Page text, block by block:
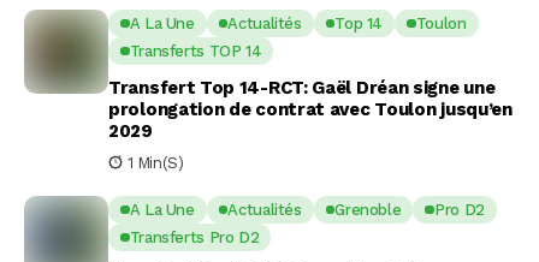
A La Une Actualités Top 14
Toulon
Transferts TOP 14
Transfert Top 14-RCT: Gaël Dréan signe une
prolongation de contrat avec Toulon jusqu’en
2029
1 Min(s)
A La Une Actualités Grenoble
Pro D2
Transferts Pro D2